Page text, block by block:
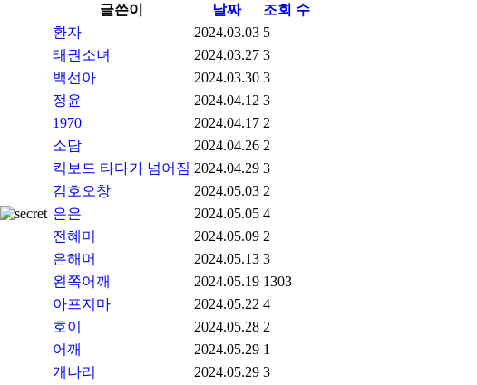
글쓴이 날짜
조회 수
환자 2024.03.03 5
태권소녀 2024.03.27 3
백선아 2024.03.30 3
정윤 2024.04.12 3
1970 2024.04.17 2
소담 2024.04.26 2
킥보드 타다가 넘어짐 2024.04.29 3
김호오창 2024.05.03 2
은은 2024.05.05 4
전혜미 2024.05.09 2
은해머 2024.05.13 3
왼쪽어깨 2024.05.19 1303
아프지마 2024.05.22 4
호이 2024.05.28 2
어깨 2024.05.29 1
개나리 2024.05.29 3